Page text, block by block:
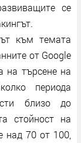
се
към темата
от Google
на търсене на
периода
близо до
стойност на
над 70 от 100,